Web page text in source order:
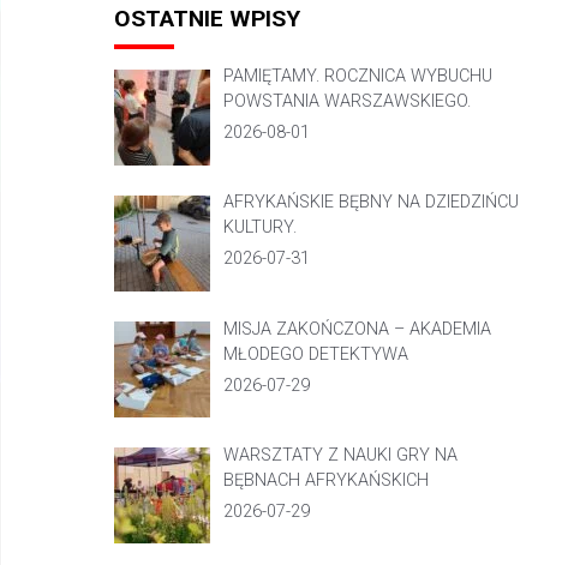
OSTATNIE WPISY
PAMIĘTAMY. ROCZNICA WYBUCHU
POWSTANIA WARSZAWSKIEGO.
2026-08-01
AFRYKAŃSKIE BĘBNY NA DZIEDZIŃCU
KULTURY.
2026-07-31
MISJA ZAKOŃCZONA – AKADEMIA
MŁODEGO DETEKTYWA
2026-07-29
WARSZTATY Z NAUKI GRY NA
BĘBNACH AFRYKAŃSKICH
2026-07-29